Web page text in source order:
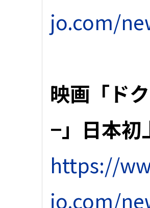
jo.com/
映画「ド
−」日本初
https://
jo.com/